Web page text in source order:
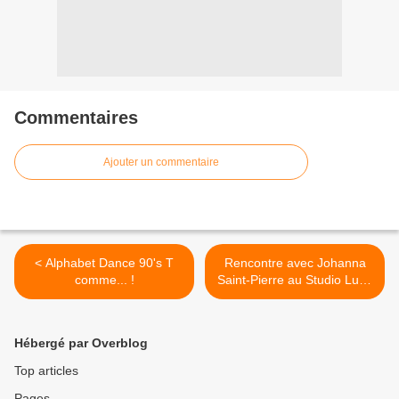
Commentaires
Ajouter un commentaire
< Alphabet Dance 90's T
comme... !
Rencontre avec Johanna
Saint-Pierre au Studio Luna
Rossa afin d'en apprendre
Hébergé par Overblog
Top articles